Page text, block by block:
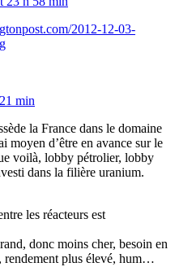
2012-12-03-
min
la France dans le domaine
moyen d’être en avance sur le
voilà, lobby pétrolier, lobby
dans la filière uranium.
les réacteurs est
donc moins cher, besoin en
rendement plus élevé, hum…